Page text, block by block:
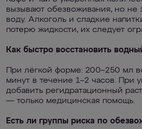
вызывают обезвоживания, но не
воду. Алкоголь и сладкие
потерю жидкости, их следует
Как быстро восстановить
При лёгкой форме: 200–250 мл
минут в течение 1–2 часов. При
добавить регидратационный
— только медицинская помощь.
Есть ли группы риска по